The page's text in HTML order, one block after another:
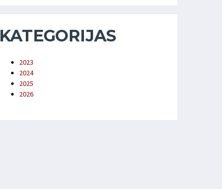
KATEGORIJAS
2023
2024
2025
2026